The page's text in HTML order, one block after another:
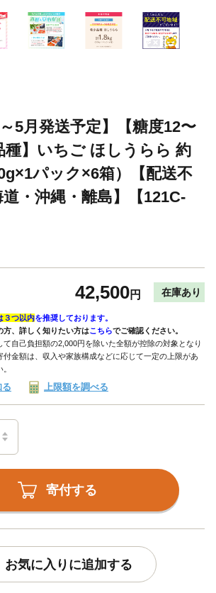
～5月発送予定】【糖度12〜
種】いちご ほしうらら 約
パック×6箱）【配送不
・沖縄・離島】【121C-
42,500円 在庫あり
３つ以内を推奨しております。
方、詳しく知りたい方はこちらでご確認ください。
自己負担額の2,000円を除いた全額が控除の対象となり
付金額は、収入や家族構成などに応じて一定の上限があ
上限額を調べる
寄付する
お気に入りに追加する